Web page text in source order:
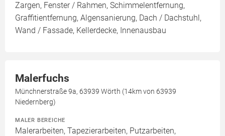
Zargen, Fenster / Rahmen, Schimmelentfernung,
Graffitientfernung, Algensanierung, Dach / Dachstuhl,
Wand / Fassade, Kellerdecke, Innenausbau
Malerfuchs
Münchnerstraße 9a, 63939 Wörth (14km von 63939
Niedernberg)
MALER BEREICHE
Malerarbeiten, Tapezierarbeiten, Putzarbeiten,